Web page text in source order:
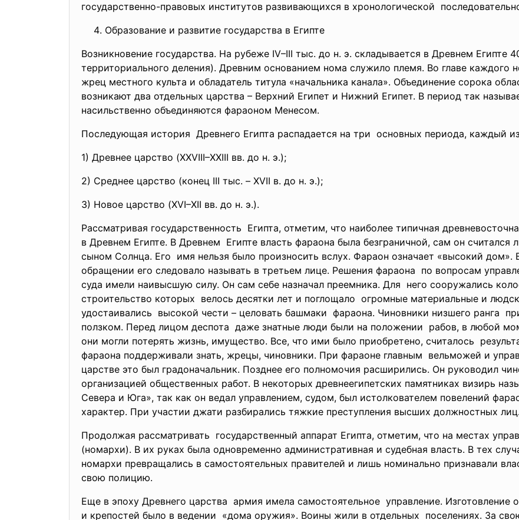
государственно-правовых институтов развивающихся в хронологической
Образование и развитие государства в Египте
Возникновение государства. На рубеже IV–III тыс. до н. э. складывается в Древнем Египте
территориального деления). Древним основанием нома служило племя. Во главе каждого
жрец местного культа и обладатель титула «начальника канала». Объединение сорока
возникают два отдельных царства – Верхний Египет и Нижний Египет. В период так
насильственно объединяются фараоном Менесом.
Последующая история Древнего Египта распадается на три основных периода, каждый
1) Древнее царство (XXVIII–XXIII вв. до н. э.);
2) Среднее царство (конец III тыс. – XVII в. до н. э.);
3) Новое царство (XVI–XII вв. до н. э.).
Рассматривая государственность Египта, отметим, что наиболее типичная
в Древнем Египте. В Древнем Египте власть фараона была безграничной, сам он
сыном Солнца. Его имя нельзя было произносить вслух. Фараон означает «высокий дом».
обращении его следовало называть в третьем лице. Решения фараона по вопросам
суда имели наивысшую силу. Он сам себе назначал преемника. Для него сооружались
строительство которых велось десятки лет и поглощало огромные материальные и
удостаивались высокой чести – целовать башмаки фараона. Чиновники низшего ранга
ползком. Перед лицом деспота даже знатные люди были на положении рабов, в любой
они могли потерять жизнь, имущество. Все, что ими было приобретено, считалось
фараона поддерживали знать, жрецы, чиновники. При фараоне главным вельможей и
царстве это был градоначальник. Позднее его полномочия расширились. Он руководил
организацией общественных работ. В некоторых древнеегипетских памятниках визирь
Севера и Юга», так как он ведал управлением, судом, был истолкователем повелений
характер. При участии джати разбирались тяжкие преступления высших должностных лиц.
Продолжая рассматривать государственный аппарат Египта, отметим, что на местах
(номархи). В их руках была одновременно административная и судебная власть. В тех
номархи превращались в самостоятельных правителей и лишь номинально признавали
свою полицию.
Еще в эпоху Древнего царства армия имела самостоятельное управление. Изготовление
и крепостей было в ведении «дома оружия». Воины жили в отдельных поселениях. За